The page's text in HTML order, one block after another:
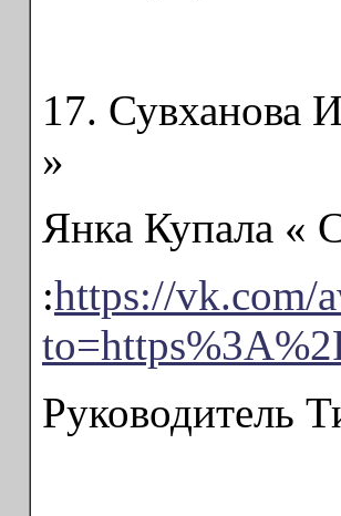
17. Сувханова
»
Янка Купала «
:https://vk.com/
Руководитель